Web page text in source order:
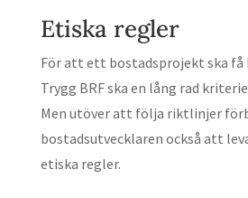
Etiska regler
För att ett bostadsprojekt ska
Trygg BRF ska en lång rad
Men utöver att följa riktlinjer
bostadsutvecklaren också att
etiska regler.